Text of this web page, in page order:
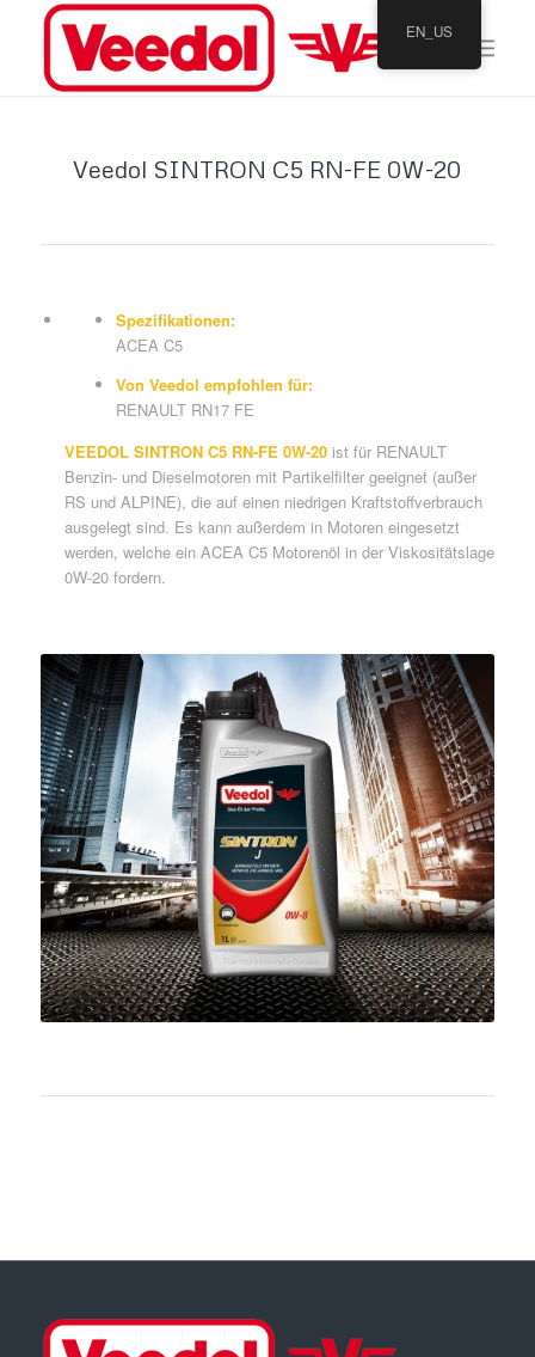
Veedol SINTRON C5 RN-FE 0W-20
Spezifikationen:
ACEA C5
Von Veedol empfohlen für:
RENAULT RN17 FE
VEEDOL SINTRON C5 RN-FE 0W-20ist für RENAULT
Benzin- und Dieselmotoren mit Partikelfilter geeignet (außer
RS und ALPINE), die auf einen niedrigen Kraftstoffverbrauch
ausgelegt sind. Es kann außerdem in Motoren eingesetzt
werden, welche ein ACEA C5 Motorenöl in der Viskositätslage
0W-20 fordern.
EN_US